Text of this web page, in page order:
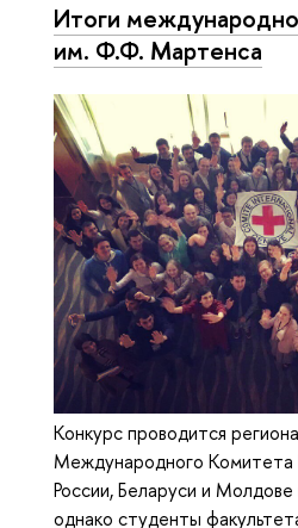
Итоги
им. Ф.Ф. Мартенса
Конкурс проводится
Международного Комитета
России, Беларуси и
однако студенты